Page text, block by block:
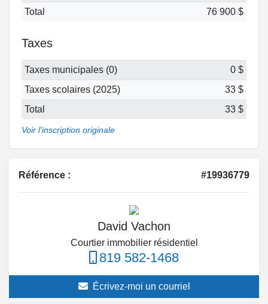
Total
76 900 $
Taxes
Taxes municipales (0)
0 $
Taxes scolaires (2025)
33 $
Total
33 $
Voir l'inscription originale
Référence : #19936779
David Vachon
Courtier immobilier résidentiel
819 582-1468
Écrivez-moi un courriel